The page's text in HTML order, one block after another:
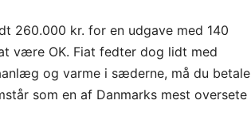
260.000 kr. for en udgave med 140
være OK. Fiat fedter dog lidt med
og varme i sæderne, må du betale
som en af Danmarks mest oversete